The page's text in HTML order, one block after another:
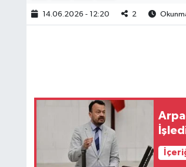
14.06.2026 - 12:20 2